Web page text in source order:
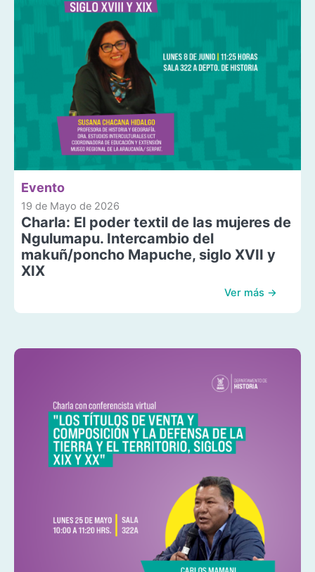
Evento
19 de Mayo de 2026
Charla: El poder textil de las mujeres de
Ngulumapu. Intercambio del
makuñ/poncho Mapuche, siglo XVII y
XIX
Ver más →